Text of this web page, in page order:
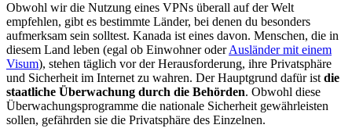
Obwohl wir die Nutzung eines VPNs überall auf der Welt
empfehlen, gibt es bestimmte Länder, bei denen du besonders
aufmerksam sein solltest. Kanada ist eines davon. Menschen, die in
diesem Land leben (egal ob Einwohner oderAusländer mit einem
Visum), stehen täglich vor der Herausforderung, ihre Privatsphäre
und Sicherheit im Internet zu wahren. Der Hauptgrund dafür istdie
staatliche Überwachung durch die Behörden. Obwohl diese
Überwachungsprogramme die nationale Sicherheit gewährleisten
sollen, gefährden sie die Privatsphäre des Einzelnen.